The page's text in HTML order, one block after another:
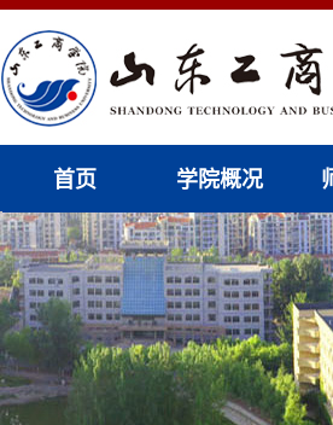
首页 学院概况